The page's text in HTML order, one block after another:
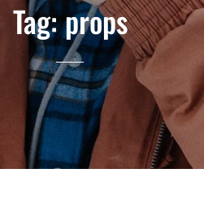
Tag:props